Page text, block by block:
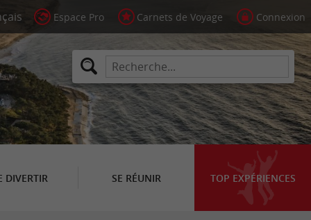
Espace Pro Carnets de Voyage Connexion
DIVERTIR SE RÉUNIR TOP EXPÉRIENCES